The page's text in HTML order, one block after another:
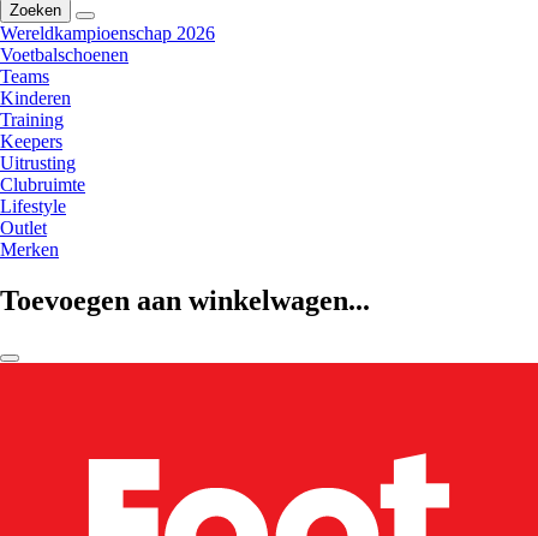
Zoeken
Wereldkampioenschap 2026
Voetbalschoenen
Teams
Kinderen
Training
Keepers
Uitrusting
Clubruimte
Lifestyle
Outlet
Merken
Toevoegen aan winkelwagen...